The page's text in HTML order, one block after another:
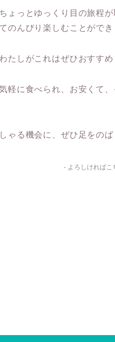
ょっとゆっくり目の旅程
のんびり楽しむことができ
たしがこれはぜひおすすめ
軽に食べられ、お安くて
ゃる機会に、ぜひ足をのば
- よろしければこ